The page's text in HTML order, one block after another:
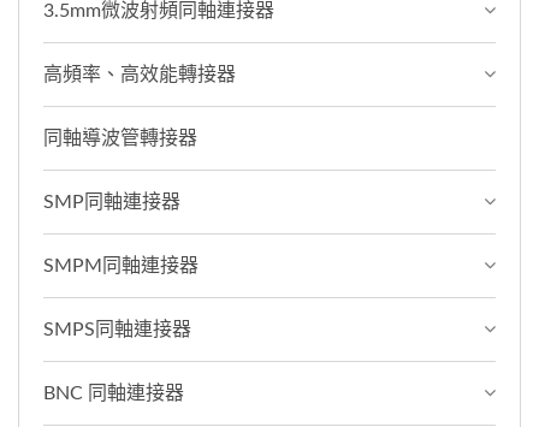
3.5mm微波射頻同軸連接器
高頻率、高效能轉接器
同軸導波管轉接器
SMP同軸連接器
SMPM同軸連接器
SMPS同軸連接器
BNC 同軸連接器